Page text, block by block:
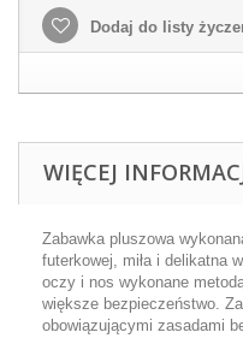
Dodaj do listy
WIĘCEJ
Zabawka pluszowa
futerkowej, miła i delikatna
oczy i nos wykonane
większe bezpieczeństwo.
obowiązującymi zasadami